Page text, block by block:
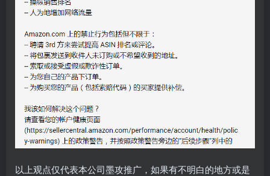
以上观点仅代表本公司墨攻推广，如果有不明白的地方或是